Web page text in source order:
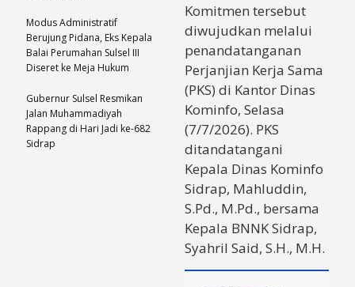
Komitmen tersebut
diwujudkan melalui
penandatanganan
Perjanjian Kerja Sama
(PKS) di Kantor Dinas
Kominfo, Selasa
(7/7/2026). PKS
ditandatangani
Kepala Dinas Kominfo
Sidrap, Mahluddin,
S.Pd., M.Pd., bersama
Kepala BNNK Sidrap,
Syahril Said, S.H., M.H.
Modus Administratif
Berujung Pidana, Eks Kepala
Balai Perumahan Sulsel III
Diseret ke Meja Hukum
Gubernur Sulsel Resmikan
Jalan Muhammadiyah
Rappang di Hari Jadi ke-682
Sidrap